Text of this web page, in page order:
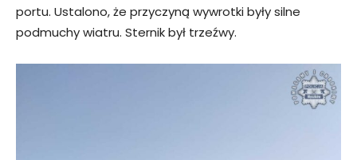
portu. Ustalono, że przyczyną wywrotki były silne
podmuchy wiatru. Sternik był trzeźwy.